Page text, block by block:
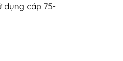
dụng cáp 75-